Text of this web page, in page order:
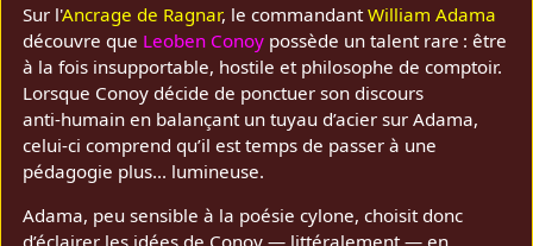
Sur l'Ancrage de Ragnar, le commandantWilliam Adama
découvre que Leoben Conoy possède un talent rare : être
à la fois insupportable, hostile et philosophe de comptoir.
Lorsque Conoy décide de ponctuer son discours
anti‑humain en balançant un tuyau d’acier sur Adama,
celui‑ci comprend qu’il est temps de passer à une
pédagogie plus... lumineuse.
Adama, peu sensible à la poésie cylone, choisit donc
d’éclairer les idées de Conoy — littéralement — en